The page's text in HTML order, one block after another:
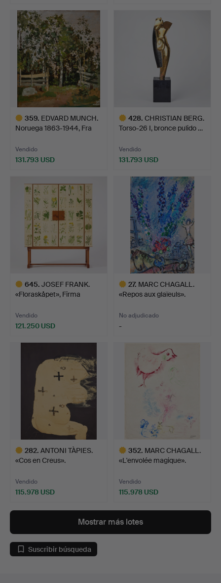
seleccionado
359. EDVARD MUNCH.
Noruega 1863-1944, Fra
Vendido
131.793 USD
seleccionado
428. CHRISTIAN BERG.
Torso-26 I, bronce pulido …
Vendido
131.793 USD
seleccionado
645. JOSEF FRANK.
«Floraskåpet», Firma
Vendido
121.250 USD
27. MARC CHAGALL.
«Repos aux glaïeuls».
No adjudicado
-
282. ANTONI TÀPIES.
«Cos en Creus».
Vendido
115.978 USD
seleccionado
352. MARC CHAGALL.
«L'envolée magique».
Vendido
115.978 USD
Mostrar más lotes
Suscribir búsqueda